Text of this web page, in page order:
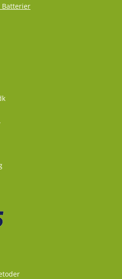
Batterier